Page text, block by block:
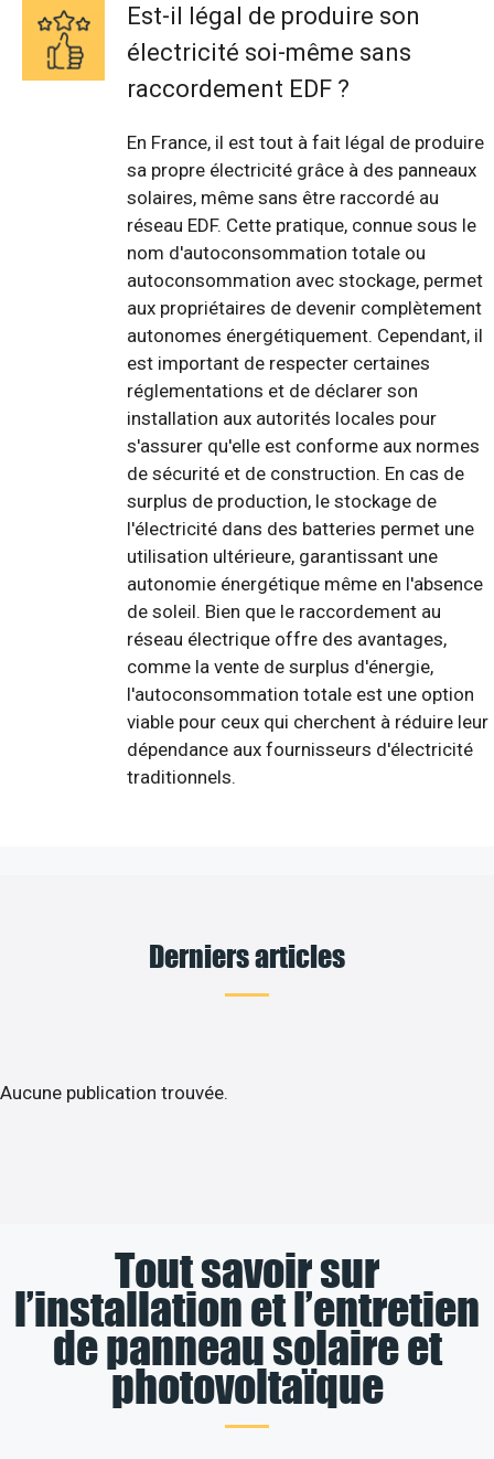
Est-il légal de produire son
électricité soi-même sans
raccordement EDF ?
En France, il est tout à fait légal de produire
sa propre électricité grâce à des panneaux
solaires, même sans être raccordé au
réseau EDF. Cette pratique, connue sous le
nom d'autoconsommation totale ou
autoconsommation avec stockage, permet
aux propriétaires de devenir complètement
autonomes énergétiquement. Cependant, il
est important de respecter certaines
réglementations et de déclarer son
installation aux autorités locales pour
s'assurer qu'elle est conforme aux normes
de sécurité et de construction. En cas de
surplus de production, le stockage de
l'électricité dans des batteries permet une
utilisation ultérieure, garantissant une
autonomie énergétique même en l'absence
de soleil. Bien que le raccordement au
réseau électrique offre des avantages,
comme la vente de surplus d'énergie,
l'autoconsommation totale est une option
viable pour ceux qui cherchent à réduire leur
dépendance aux fournisseurs d'électricité
traditionnels.
Derniers articles
Aucune publication trouvée.
Tout savoir sur
l’installation et l’entretien
de panneau solaire et
photovoltaïque